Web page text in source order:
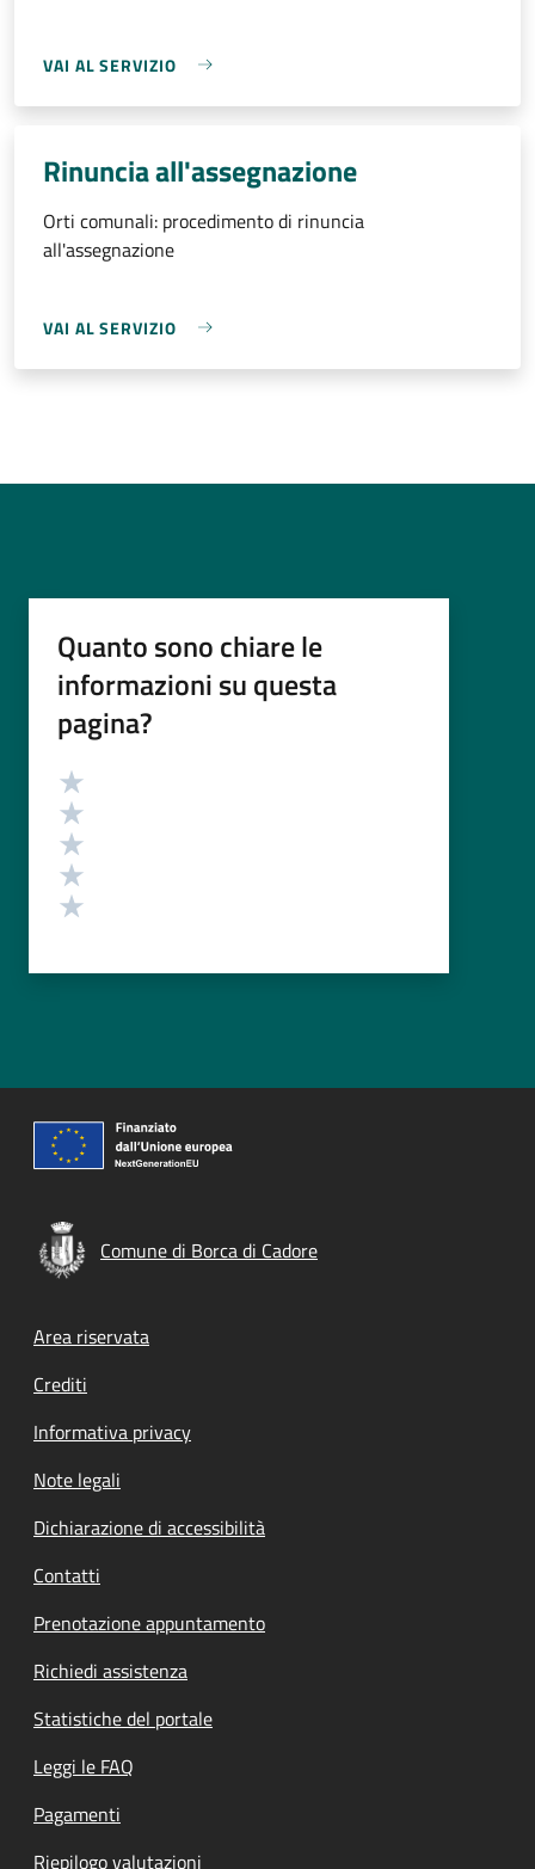
VAI AL SERVIZIO
Rinuncia all'assegnazione
Orti comunali: procedimento di rinuncia
all'assegnazione
VAI AL SERVIZIO
Quanto sono chiare le
informazioni su questa
pagina?
Valutazione
Comune di Borca di Cadore
Footer menu
Area riservata
Crediti
Informativa privacy
Note legali
Dichiarazione di accessibilità
Contatti
Prenotazione appuntamento
Richiedi assistenza
Statistiche del portale
Leggi le FAQ
Pagamenti
Riepilogo valutazioni